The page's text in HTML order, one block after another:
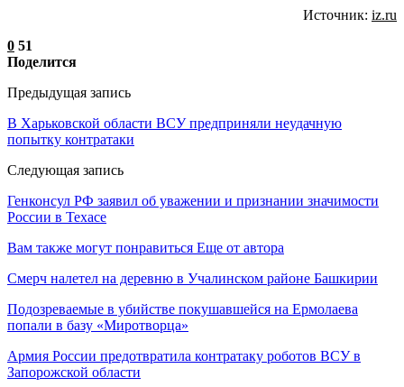
Источник: iz.ru
0 51
Поделится
Предыдущая запись
В Харьковской области ВСУ предприняли неудачную
попытку контратаки
Следующая запись
Генконсул РФ заявил об уважении и признании значимости
России в Техасе
Вам также могут понравиться Еще от автора
Смерч налетел на деревню в Учалинском районе Башкирии
Подозреваемые в убийстве покушавшейся на Ермолаева
попали в базу «Миротворца»
Армия России предотвратила контратаку роботов ВСУ в
Запорожской области